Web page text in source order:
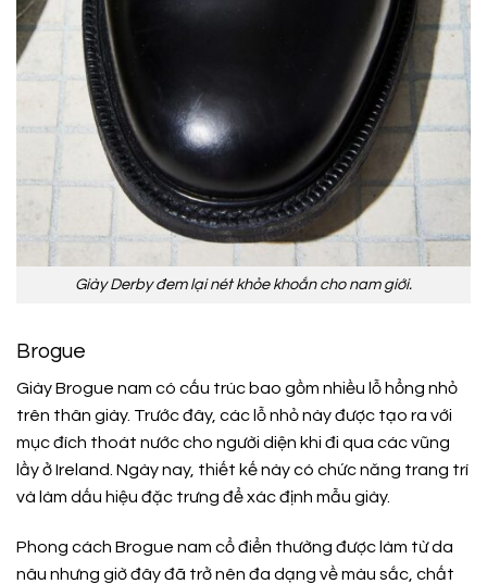
Giày Derby đem lại nét khỏe khoắn cho nam giới.
Brogue
Giày Brogue nam có cấu trúc bao gồm nhiều lỗ hổng nhỏ
trên thân giày. Trước đây, các lỗ nhỏ này được tạo ra với
mục đích thoát nước cho người diện khi đi qua các vũng
lầy ở Ireland. Ngày nay, thiết kế này có chức năng trang trí
và làm dấu hiệu đặc trưng để xác định mẫu giày.
Phong cách Brogue nam cổ điển thường được làm từ da
nâu nhưng giờ đây đã trở nên đa dạng về màu sắc, chất